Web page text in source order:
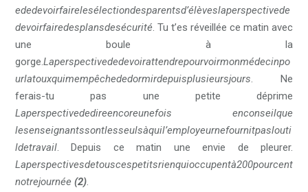
ededevoirfairelesélectiondesparentsd’élèveslaperspectivede
devoirfairedesplansdesécurité. Tu t’es réveillée ce matin avec
une boule à la
gorge.Laperspectivededevoirattendrepourvoirmonmédecinpo
urlatouxquimempêchededormirdepuisplusieursjours. Ne
ferais-tu pas une petite déprime
Laperspectivededireencoreunefois enconseilque
lesenseignantssontlesseulsàquil’employeurnefournitpaslouti
ldetravail. Depuis ce matin une envie de pleurer.
Laperspectivesdetouscespetitsrienquioccupentà200pourcent
notrejournée (2).